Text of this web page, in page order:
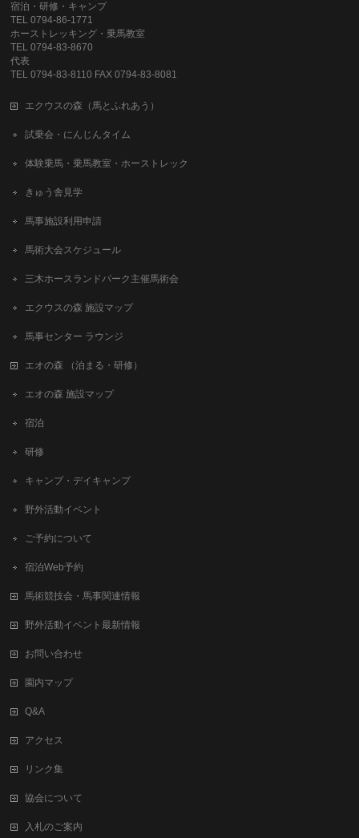
宿泊・研修・キャンプ
TEL 0794-86-1771
ホーストレッキング・乗馬教室
TEL 0794-83-8670
代表
TEL 0794-83-8110 FAX 0794-83-8081
エクウスの森（馬とふれあう）
試乗会・にんじんタイム
体験乗馬・乗馬教室・ホーストレック
きゅう舎見学
馬事施設利用申請
馬術大会スケジュール
三木ホースランドパーク主催馬術会
エクウスの森 施設マップ
馬事センター ラウンジ
エオの森 （泊まる・研修）
エオの森 施設マップ
宿泊
研修
キャンプ・デイキャンプ
野外活動イベント
ご予約について
宿泊Web予約
馬術競技会・馬事関連情報
野外活動イベント最新情報
お問い合わせ
園内マップ
Q&A
アクセス
リンク集
協会について
入札のご案内